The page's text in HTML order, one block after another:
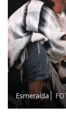
Esmeralda